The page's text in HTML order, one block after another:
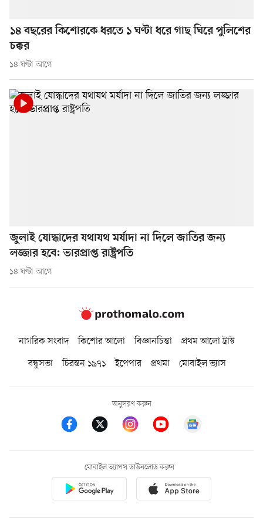
১৪ বছরের কিশোরকে ধরতে ১ ঘণ্টা ধরে গাছ ঘিরে পুলিশের
চক্কর
১৪ ঘণ্টা আগে
জুলাই যোদ্ধাদের যথাযথ মর্যাদা না দিলে জাতির জন্য
লজ্জার হবে: ভারপ্রাপ্ত রাষ্ট্রপতি
১৪ ঘণ্টা আগে
নাগরিক সংবাদ কিশোর আলো বিজ্ঞানচিন্তা
প্রথম আলো ট্রাস্ট
বন্ধুসভা
চিরন্তন ১৯৭১ ইপেপার প্রথমা মোবাইল ভ্যাস
অনুসরণ করুন
মোবাইল অ্যাপস ডাউনলোড করুন